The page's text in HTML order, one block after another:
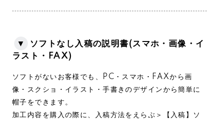
▼
ソフトなし入稿の説明書(スマホ・画像・イ
ラスト・FAX)
ソフトがないお客様でも、PC・スマホ・FAXから画
像・スクショ・イラスト・手書きのデザインから簡単に
帽子をできます。
加工内容を購入の際に、入稿方法をえらぶ＞【入稿】ソ